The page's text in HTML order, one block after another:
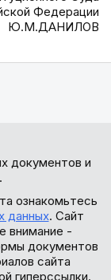
Федерации
Ю.М.ДАНИЛОВ
документов и
ознакомьтесь
данных. Сайт
внимание -
документов
сайта
гиперссылки.